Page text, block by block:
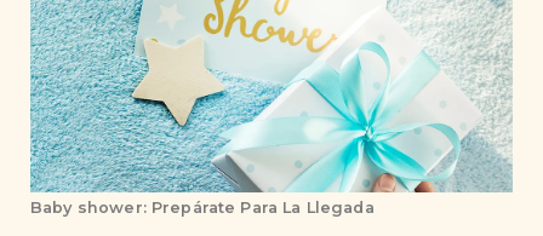
Baby shower: Prepárate Para La Llegada